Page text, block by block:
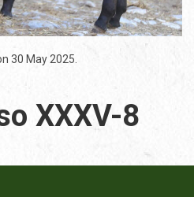
30 May 2025
XXXV-8